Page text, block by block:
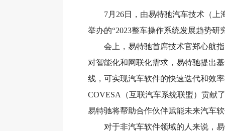
7月26日，由易特驰汽车技术（上
举办的“2023整车操作系统发展趋势
会上，易特驰首席技术官郑心航指
对智能化和网联化需求，易特驰提出
线，可实现汽车软件的快速迭代和效
COVESA（互联汽车系统联盟）贡献
易特驰将帮助合作伙伴赋能未来汽车
对于非汽车软件领域的人来说，易